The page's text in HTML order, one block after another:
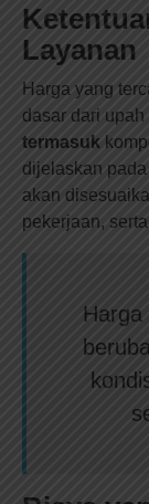
Layanan
Harga yang
dasar dari
termasuk
dijelaskan
akan
pekerjaan,